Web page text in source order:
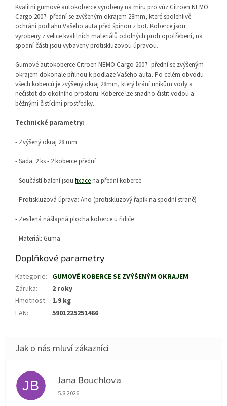
Kvalitní gumové autokoberce vyrobeny na míru pro vůz Citroen NEMO
Cargo 2007- přední se zvýšeným okrajem 28mm, které spolehlivě
ochrání podlahu Vašeho auta před špínou z bot. Koberce jsou
vyrobeny z velice kvalitních materiálů odolných proti opotřebení, na
spodní části jsou vybaveny protiskluzovou úpravou.
Gumové autokoberce Citroen NEMO Cargo 2007- předníse zvýšeným
okrajem dokonale přilnou k podlaze Vašeho auta. Po celém obvodu
všech koberců je zvýšený okraj 28mm, který brání unikům vody a
nečistot do okolního prostoru. Koberce lze snadno čistit vodou a
běžnými čistícími prostředky.
Technické parametry:
- Zvýšený okraj 28 mm
- Sada: 2 ks - 2 koberce přední
- Součástí balení jsou fixacena přední koberce
- Protiskluzová úprava: Ano (protiskluzový řapík na spodní straně)
- Zesílená nášlapná plocha koberce u řidiče
- Materiál: Guma
Doplňkové parametry
Kategorie: GUMOVÉ KOBERCE SE ZVÝŠENÝM OKRAJEM
Záruka:
2 roky
Hmotnost:
1.9 kg
EAN: 5901225251466
JB Jana Bouchlova
Hodnocení obchodu je 5 z 5 hvězdiček.
5.8.2026